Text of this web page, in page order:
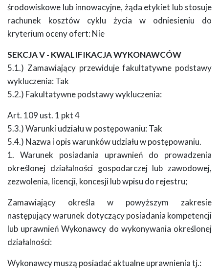
środowiskowe lub innowacyjne, żąda etykiet lub stosuje
rachunek kosztów cyklu życia w odniesieniu do
kryterium oceny ofert: Nie
SEKCJA V - KWALIFIKACJA WYKONAWCÓW
5.1.) Zamawiający przewiduje fakultatywne podstawy
wykluczenia: Tak
5.2.) Fakultatywne podstawy wykluczenia:
Art. 109 ust. 1 pkt 4
5.3.) Warunki udziału w postępowaniu: Tak
5.4.) Nazwa i opis warunków udziału w postępowaniu.
1. Warunek posiadania uprawnień do prowadzenia
określonej działalności gospodarczej lub zawodowej,
zezwolenia, licencji, koncesji lub wpisu do rejestru;
Zamawiający określa w powyższym zakresie
następujący warunek dotyczący posiadania kompetencji
lub uprawnień Wykonawcy do wykonywania określonej
działalności:
Wykonawcy muszą posiadać aktualne uprawnienia tj.: